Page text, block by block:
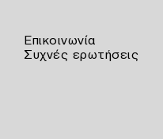
Επικοινωνία
Συχνές ερωτήσεις